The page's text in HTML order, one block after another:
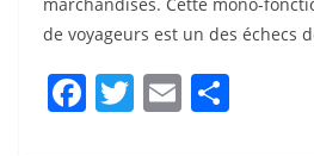
de voyageurs est un des échecs
F T E